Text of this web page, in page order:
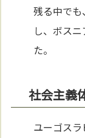
残る中で
し、ボス
た。
社会主義
ユーゴス